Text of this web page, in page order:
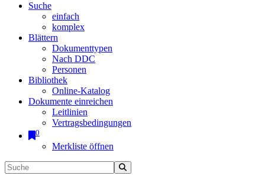
Suche
einfach
komplex
Blättern
Dokumenttypen
Nach DDC
Personen
Bibliothek
Online-Katalog
Dokumente einreichen
Leitlinien
Vertragsbedingungen
0
Merkliste öffnen